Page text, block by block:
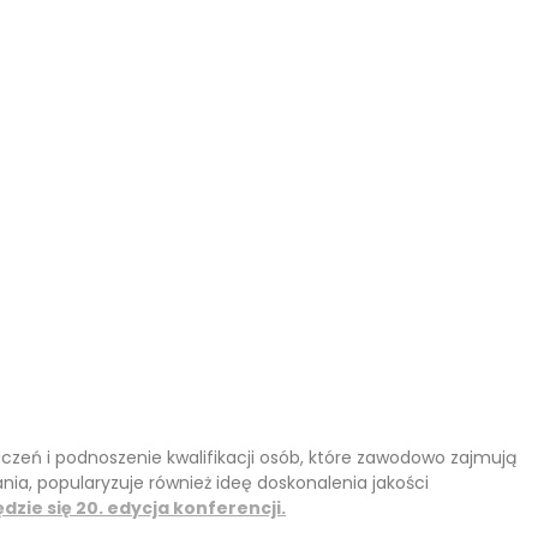
i podnoszenie kwalifikacji osób, które zawodowo zajmują
popularyzuje również ideę doskonalenia jakości
się 20. edycja konferencji.